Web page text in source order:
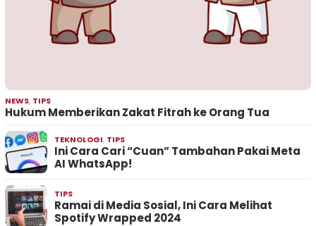
NEWS, TIPS
Hukum Memberikan Zakat Fitrah ke Orang Tua
TEKNOLOGI, TIPS
Ini Cara Cari “Cuan” Tambahan Pakai Meta
AI WhatsApp!
TIPS
Ramai di Media Sosial, Ini Cara Melihat
Spotify Wrapped 2024